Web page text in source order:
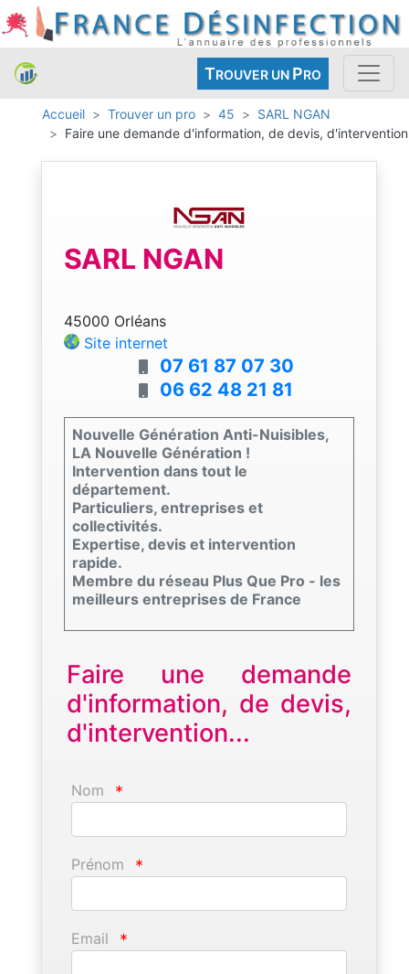
TROUVER UN PRO
Accueil Trouver un pro 45
SARL NGAN
Faire une demande d'information, de devis, d'intervention
SARL NGAN
45000 Orléans
Site internet
07 61 87 07 30
06 62 48 21 81
Nouvelle Génération Anti-Nuisibles,
LA Nouvelle Génération !
Intervention dans tout le
département.
Particuliers, entreprises et
collectivités.
Expertise, devis et intervention
rapide.
Membre du réseau Plus Que Pro - les
meilleurs entreprises de France
Faire une demande
d'information, de devis,
d'intervention...
Nom *
Prénom *
Email *